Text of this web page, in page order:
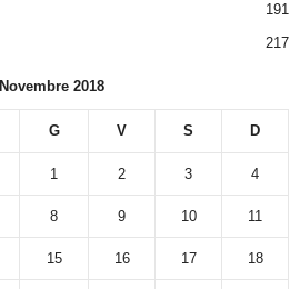
191
217
Novembre 2018
G V S D
1 2 3 4
8 9 10 11
15 16 17 18